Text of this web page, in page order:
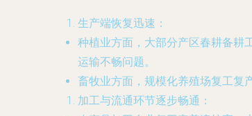
生产端恢复迅速：
种植业方面，大部分产区春耕备耕
运输不畅问题。
畜牧业方面，规模化养殖场复工复
加工与流通环节逐步畅通：